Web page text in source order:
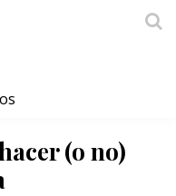
(o no)